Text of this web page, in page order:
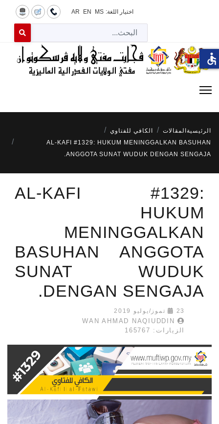
اختيار اللغة: MS
EN
AR
for results.
الرئيسية المقالات
الكافي للفتاوي
AL-KAFI #1329: HUKUM MENINGGALKAN BASUHAN
ANGGOTA SUNAT WUDUK DENGAN SENGAJA.
AL-KAFI #1329:
HUKUM
MENINGGALKAN
BASUHAN ANGGOTA
SUNAT WUDUK
DENGAN SENGAJA.
23 تموز/يوليو 2019
WAN AHMAD NAQIUDDIN
الزيارات: 165767
accessible